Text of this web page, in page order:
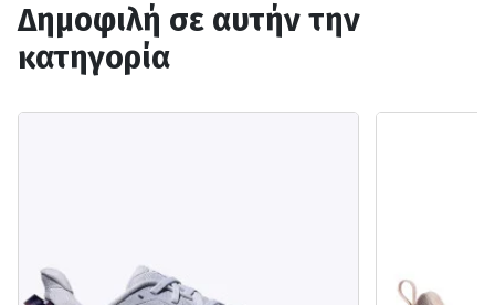
Δημοφιλή σε αυτήν την
κατηγορία